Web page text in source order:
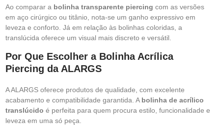
Ao comparar a bolinha transparente piercing com as versões
em aço cirúrgico ou titânio, nota-se um ganho expressivo em
leveza e conforto. Já em relação às bolinhas coloridas, a
translúcida oferece um visual mais discreto e versátil.
Por Que Escolher a Bolinha Acrílica
Piercing da ALARGS
A ALARGS oferece produtos de qualidade, com excelente
acabamento e compatibilidade garantida. A bolinha de acrílico
translúcido é perfeita para quem procura estilo, funcionalidade e
leveza em uma só peça.